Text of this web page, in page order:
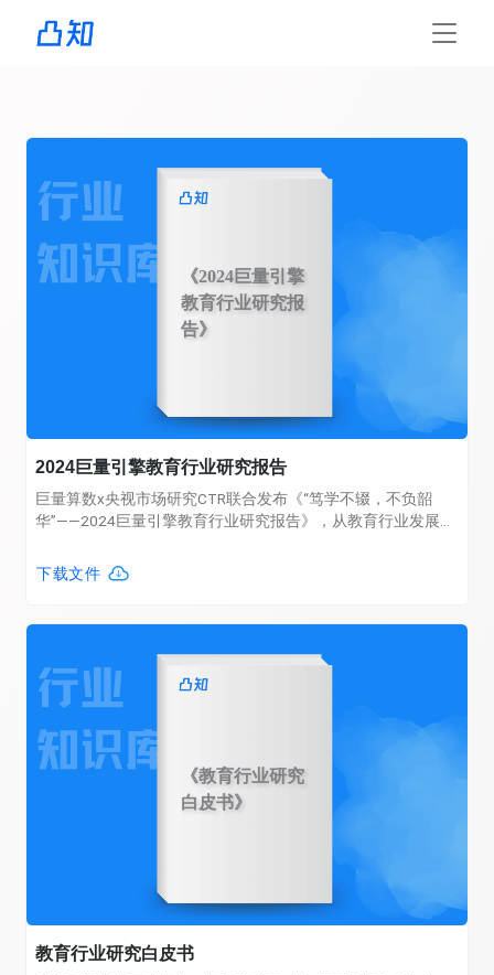
《2024巨量引擎
教育行业研究报
告》
2024巨量引擎教育行业研究报告
巨量算数x央视市场研究CTR联合发布《“笃学不辍，不负韶
华”——2024巨量引擎教育行业研究报告》，从教育行业发展现
教育行业的发展现状与未来前景，为教育行业的参与者提供趋
势洞察，以便在机会与挑战并存的环境中向前迈进。
下载文件
《教育行业研究
白皮书》
教育行业研究白皮书